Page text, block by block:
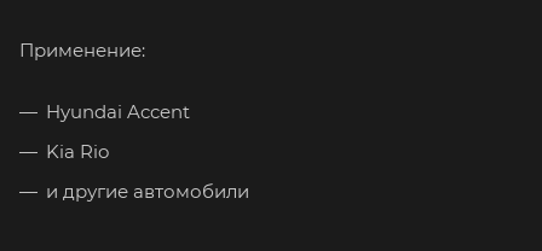
Применение:
Hyundai Accent
Kia Rio
и другие автомобили